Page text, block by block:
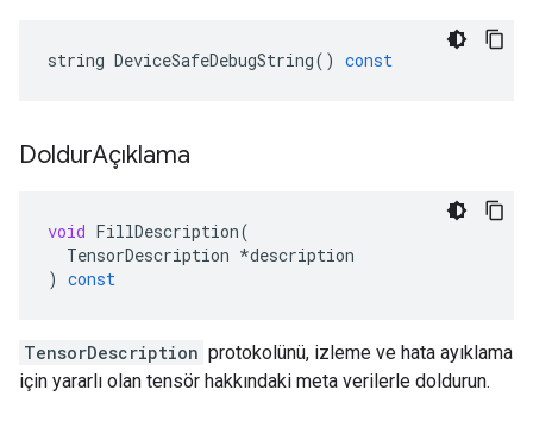
string DeviceSafeDebugString() const
DoldurAçıklama
void FillDescription(
TensorDescription *description
) const
TensorDescription protokolünü, izleme ve hata ayıklama
için yararlı olan tensör hakkındaki meta verilerle doldurun.